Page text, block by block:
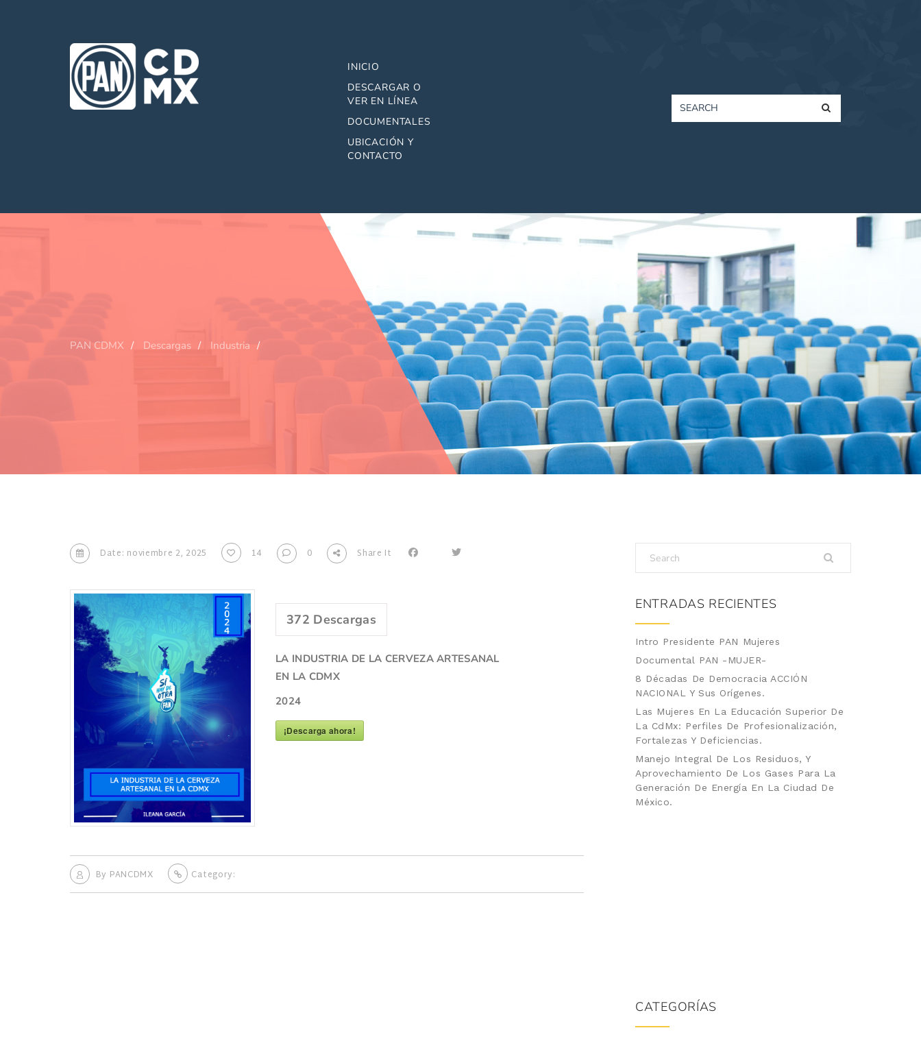
INICIO
DESCARGAR O
VER EN LÍNEA
DOCUMENTALES
UBICACIÓN Y
CONTACTO
PAN CDMX Descargas Industria
Date: noviembre 2, 2025 14 0 Share It
372 Descargas
LA INDUSTRIA DE LA CERVEZA ARTESANAL
EN LA CDMX
2024
¡Descarga ahora!
By PANCDMX Category:
ENTRADAS RECIENTES
Intro Presidente PAN Mujeres
Documental PAN -MUJER-
8 Décadas De Democracia ACCIÓN
NACIONAL Y Sus Orígenes.
Las Mujeres En La Educación Superior De
La CdMx: Perfiles De Profesionalización,
Fortalezas Y Deficiencias.
Manejo Integral De Los Residuos, Y
Aprovechamiento De Los Gases Para La
Generación De Energía En La Ciudad De
México.
CATEGORÍAS